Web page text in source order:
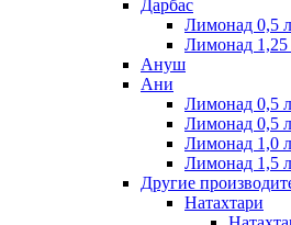
Дарбас
Лимонад 0,5
Лимонад
Ануш
Ани
Лимонад 0,5
Лимонад 0,5
Лимонад 1,0
Лимонад 1,5
Другие
Натахтари